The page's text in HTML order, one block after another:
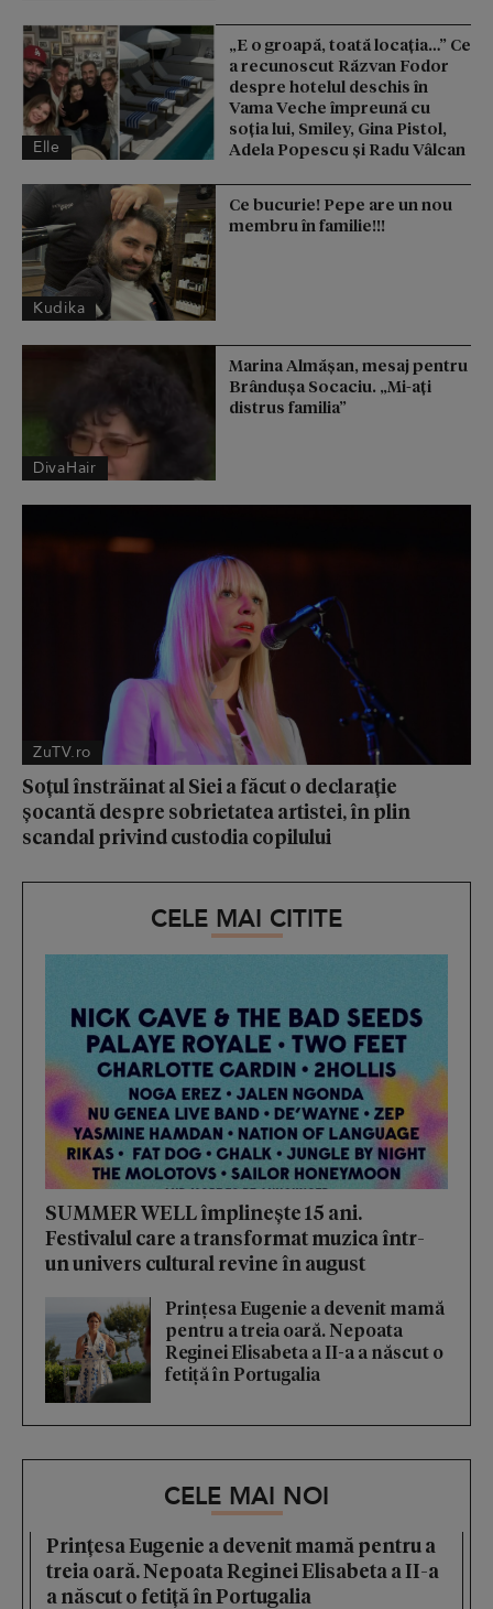
Elle
„E o groapă, toată locația…” Ce
a recunoscut Răzvan Fodor
despre hotelul deschis în
Vama Veche împreună cu
soția lui, Smiley, Gina Pistol,
Adela Popescu și Radu Vâlcan
Kudika
Ce bucurie! Pepe are un nou
membru în familie!!!
DivaHair
Marina Almășan, mesaj pentru
Brândușa Socaciu. „Mi-ați
distrus familia”
ZuTV.ro
Soțul înstrăinat al Siei a făcut o declarație
șocantă despre sobrietatea artistei, în plin
scandal privind custodia copilului
CELE MAI CITITE
SUMMER WELL împlinește 15 ani.
Festivalul care a transformat muzica într-
un univers cultural revine în august
Prințesa Eugenie a devenit mamă
pentru a treia oară. Nepoata
Reginei Elisabeta a II-a a născut o
fetiță în Portugalia
CELE MAI NOI
Prințesa Eugenie a devenit mamă pentru a
treia oară. Nepoata Reginei Elisabeta a II-a
a născut o fetiță în Portugalia